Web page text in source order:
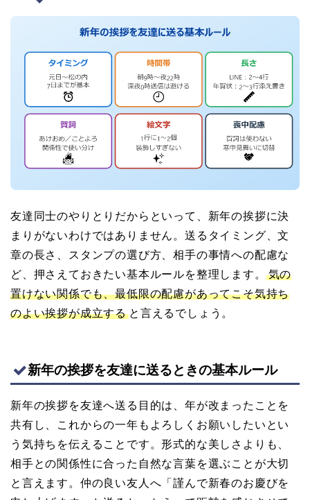
友達同士のやりとりだからといって、新年の挨拶に決
まりがないわけではありません。送るタイミング、文
章の長さ、スタンプの選び方、相手の事情への配慮な
ど、押さえておきたい基本ルールを整理します。
気の
置けない関係でも、最低限の配慮があってこそ気持ち
のよい挨拶が成立する と言えるでしょう。
新年の挨拶を友達に送るときの基本ルール
新年の挨拶を友達へ送る目的は、年が改まったことを
共有し、これからの一年もよろしくお願いしたいとい
う気持ちを伝えることです。形式的な美しさよりも、
相手との関係性に合った自然な言葉を選ぶことが大切
と言えます。仲の良い友人へ「謹んで新春のお慶びを